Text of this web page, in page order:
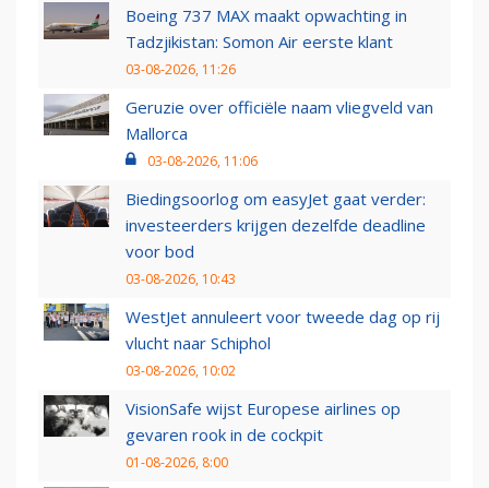
Boeing 737 MAX maakt opwachting in
Tadzjikistan: Somon Air eerste klant
03-08-2026, 11:26
Geruzie over officiële naam vliegveld van
Mallorca
03-08-2026, 11:06
Biedingsoorlog om easyJet gaat verder:
investeerders krijgen dezelfde deadline
voor bod
03-08-2026, 10:43
WestJet annuleert voor tweede dag op rij
vlucht naar Schiphol
03-08-2026, 10:02
VisionSafe wijst Europese airlines op
gevaren rook in de cockpit
01-08-2026, 8:00